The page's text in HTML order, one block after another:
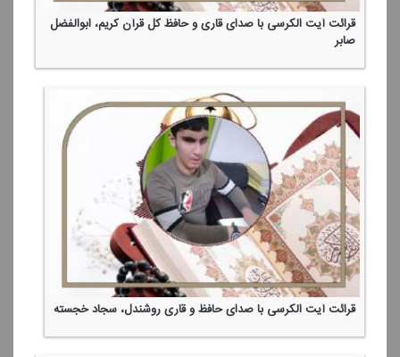
قرائت آیت الكرسی با صدای قاری و حافظ كل قرآن كریم، ابوالفضل
صابر
قرائت آیت الكرسی با صدای حافظ و قاری روشندل، سجاد خجسته